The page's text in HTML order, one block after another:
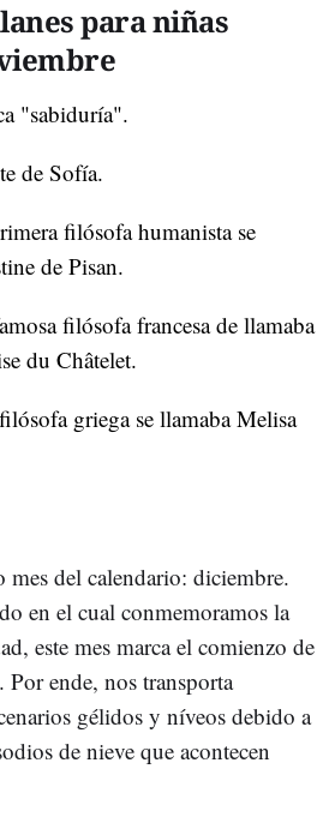
para niñas
"sabiduría".
de Sofía.
filósofa humanista se
de Pisan.
filósofa francesa de llamaba
du Châtelet.
griega se llamaba Melisa
del calendario: diciembre.
en el cual conmemoramos la
este mes marca el comienzo de
ende, nos transporta
gélidos y níveos debido a
de nieve que acontecen